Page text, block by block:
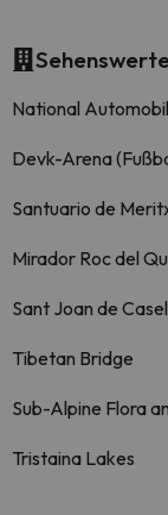
National
Devk-Arena
Santuario de
Mirador Roc del
Sant Joan de
Tibetan Bridge
Sub-Alpine Flora
Tristaina Lakes